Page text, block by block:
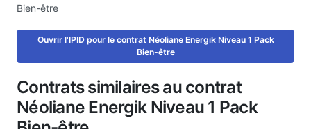
Bien-être
Ouvrir l'IPID pour le contrat Néoliane Energik Niveau 1 Pack
Bien-être
Contrats similaires au contrat
Néoliane Energik Niveau 1 Pack